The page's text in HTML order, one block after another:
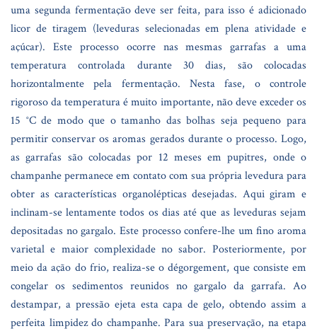
uma segunda fermentação deve ser feita, para isso é adicionado
licor de tiragem (leveduras selecionadas em plena atividade e
açúcar). Este processo ocorre nas mesmas garrafas a uma
temperatura controlada durante 30 dias, são colocadas
horizontalmente pela fermentação. Nesta fase, o controle
rigoroso da temperatura é muito importante, não deve exceder os
15 °C de modo que o tamanho das bolhas seja pequeno para
permitir conservar os aromas gerados durante o processo. Logo,
as garrafas são colocadas por 12 meses em pupitres, onde o
champanhe permanece em contato com sua própria levedura para
obter as características organolépticas desejadas. Aqui giram e
inclinam-se lentamente todos os dias até que as leveduras sejam
depositadas no gargalo. Este processo confere-lhe um fino aroma
varietal e maior complexidade no sabor. Posteriormente, por
meio da ação do frio, realiza-se o dégorgement, que consiste em
congelar os sedimentos reunidos no gargalo da garrafa. Ao
destampar, a pressão ejeta esta capa de gelo, obtendo assim a
perfeita limpidez do champanhe. Para sua preservação, na etapa